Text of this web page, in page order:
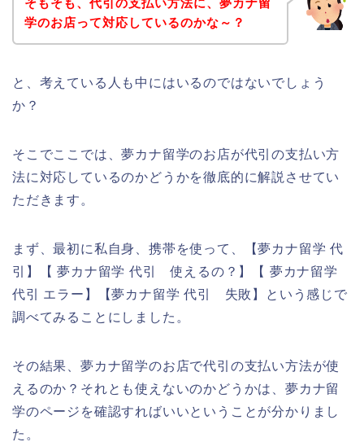
そもそも、代引の支払い方法に、夢カナ留
学のお店って対応しているのかな～？
と、考えている人も中にはいるのではないでしょう
か？
そこでここでは、夢カナ留学のお店が代引の支払い方
法に対応しているのかどうかを徹底的に解説させてい
ただきます。
まず、最初に私自身、携帯を使って、【夢カナ留学 代
引】【 夢カナ留学 代引 使えるの？】【 夢カナ留学
代引 エラー】【夢カナ留学 代引 失敗】という感じで
調べてみることにしました。
その結果、夢カナ留学のお店で代引の支払い方法が使
えるのか？それとも使えないのかどうかは、夢カナ留
学のページを確認すればいいということが分かりまし
た。